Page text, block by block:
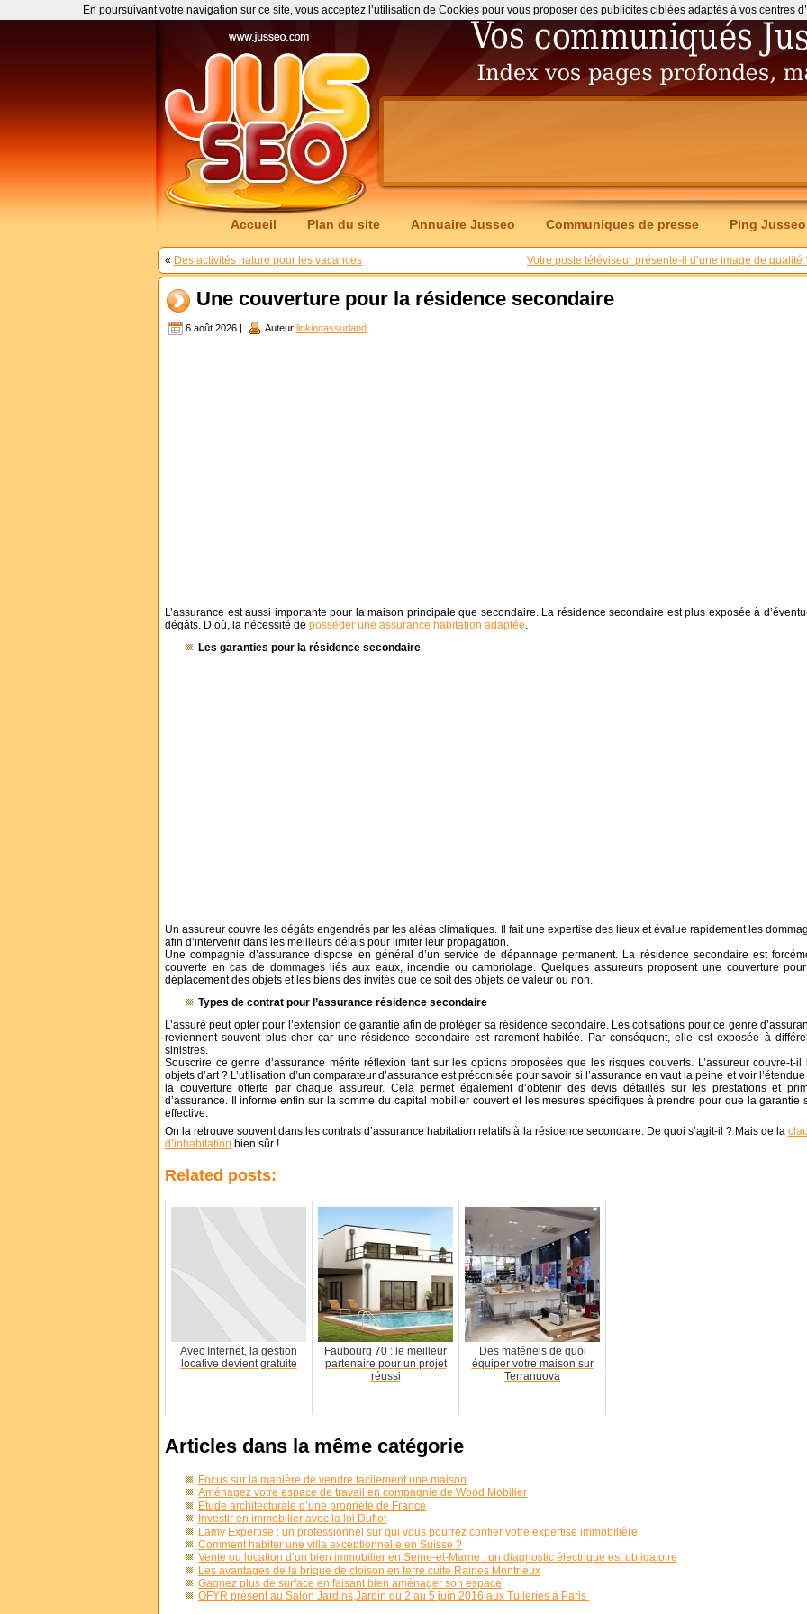
Accueil Plan du site Annuaire Jusseo Communiques de presse Ping Jusseo
« Des activités nature pour les vacances Votre poste téléviseur présente-il d’une image de qualité
Une couverture pour la résidence secondaire
6 août 2026 | Auteur linkingassurland
L’assurance est aussi importante pour la maison principale que secondaire. La résidence secondaire est plus exposée à
dégâts. D’où, la nécessité de posséder une assurance habitation adaptée
Les garanties pour la résidence secondaire
Un assureur couvre les dégâts engendrés par les aléas climatiques. Il fait une expertise des lieux et évalue rapidement les
afin d’intervenir dans les meilleurs délais pour limiter leur propagation.
Une compagnie d’assurance dispose en général d’un service de dépannage permanent. La résidence secondaire est
couverte en cas de dommages liés aux eaux, incendie ou cambriolage. Quelques assureurs proposent une couverture
déplacement des objets et les biens des invités que ce soit des objets de valeur ou non.
Types de contrat pour l’assurance résidence secondaire
L’assuré peut opter pour l’extension de garantie afin de protéger sa résidence secondaire. Les cotisations pour ce genre
reviennent souvent plus cher car une résidence secondaire est rarement habitée. Par conséquent, elle est exposée à
sinistres.
Souscrire ce genre d’assurance mérite réflexion tant sur les options proposées que les risques couverts. L’assureur couvre-t-il
objets d’art ? L’utilisation d’un comparateur d’assurance est préconisée pour savoir si l’assurance en vaut la peine et voir l’étendue
la couverture offerte par chaque assureur. Cela permet également d’obtenir des devis détaillés sur les prestations et
d’assurance. Il informe enfin sur la somme du capital mobilier couvert et les mesures spécifiques à prendre pour que la garantie
effective.
On la retrouve souvent dans les contrats d’assurance habitation relatifs à la résidence secondaire. De quoi s’agit-il ? Mais de la
d’inhabitation bien sûr !
Related posts:
Avec Internet, la gestion
locative devient gratuite
Faubourg 70 : le meilleur
partenaire pour un projet
réussi
Des matériels de quoi
équiper votre maison sur
Terranuova
Articles dans la même catégorie
Focus sur la manière de vendre facilement une maison
Aménagez votre espace de travail en compagnie de Wood Mobilier
Etude architecturale d’une propriété de France
Investir en immobilier avec la loi Duflot
Lamy Expertise : un professionnel sur qui vous pourrez confier votre expertise immobilière
Comment habiter une villa exceptionnelle en Suisse ?
Vente ou location d’un bien immobilier en Seine-et-Marne : un diagnostic électrique est obligatoire
Les avantages de la brique de cloison en terre cuite Rairies Montrieux
Gagnez plus de surface en faisant bien aménager son espace
OFYR présent au Salon Jardins,Jardin du 2 au 5 juin 2016 aux Tuileries à Paris
En poursuivant votre navigation sur ce site, vous acceptez l’utilisation de Cookies pour vous proposer des publicités ciblées adaptés à vos centres